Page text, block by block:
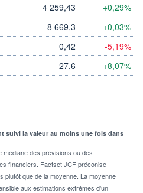
4 259,43 +0,29%
8 669,3 +0,03%
0,42 -5,19%
27,6 +8,07%
suivi la valeur au moins une fois dans
des prévisions ou des
financiers. Factset JCF préconise
plutôt que de la moyenne. La moyenne
aux estimations extrêmes d'un